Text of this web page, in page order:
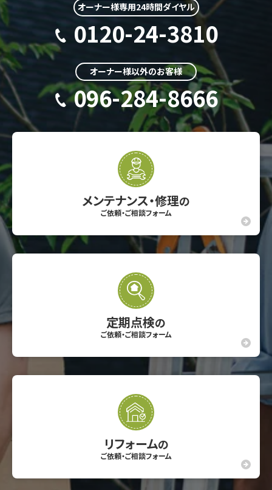
オーナー様専用24時間ダイヤル
0120-24-3810
オーナー様以外のお客様
096-284-8666
メンテナンス・修理の
ご依頼・ご相談フォーム
定期点検の
ご依頼・ご相談フォーム
リフォームの
ご依頼・ご相談フォーム